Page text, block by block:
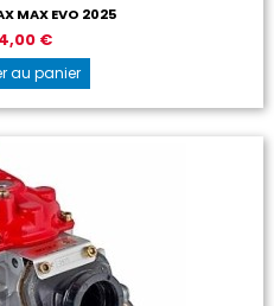
MAX EVO 2025
€
au panier